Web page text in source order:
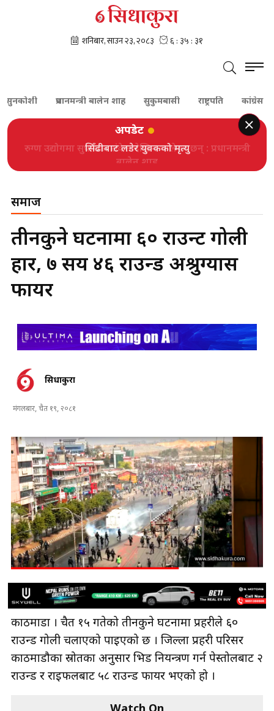
प्रधानमन्त्री बालेन शाह सुकुमबासी राष्ट्रपति कांग्रेस
अपडेट
सिँढीबाट लडेर युवकको मृत्यु
समाज
तीनकुने घटनामा ६० राउन्ट गोली
प्रहार, ७ सय ४६ राउन्ड अश्रुग्यास
फायर
सिधाकुरा
मंगलबार, चैत १९, २०८१
काठमाडौँ । चैत १५ गतेको तीनकुने घटनामा प्रहरीले ६०
राउन्ड गोली चलाएको पाइएको छ । जिल्ला प्रहरी परिसर
काठमाडौका स्रोतका अनुसार भिड नियन्त्रण गर्न पेस्तोलबाट २
राउन्ड र राइफलबाट ५८ राउन्ड फायर भएको हो ।
Watch On